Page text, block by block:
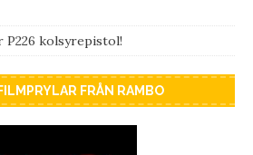
P226 kolsyrepistol!
FRÅN RAMBO